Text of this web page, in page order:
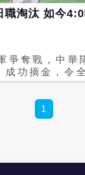
職淘汰 如今
爭奪戰，中華
成功摘金，令
是，本屆中華
是漂亮的復仇。
賽事表現出色
1